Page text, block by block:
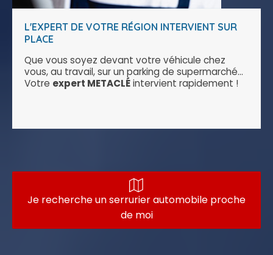
L'EXPERT DE VOTRE RÉGION INTERVIENT SUR
PLACE
Que vous soyez devant votre véhicule chez
vous, au travail, sur un parking de supermarché...
Votre expert METACLÉintervient rapidement !
Je recherche un serrurier automobile proche
de moi